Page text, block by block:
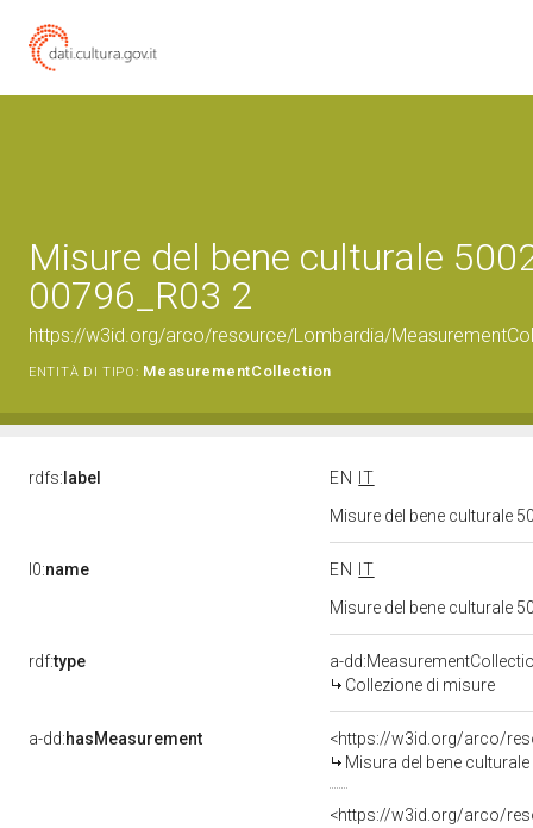
Misure del bene culturale
00796_R03 2
https://w3id.org/arco/resource/Lombardia/
ENTITÀ DI TIPO: MeasurementCollection
rdfs: label EN
IT
Misure del bene culturale
l0:name EN
IT
Misure del bene culturale
rdf:type
a-
Collezione di misure
a-dd:hasMeasurement
<https://w3id.org/arco/
Misura del bene
<https://w3id.org/arco/